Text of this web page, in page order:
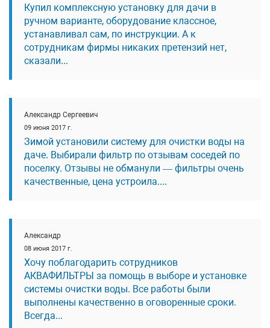
Купил комплексную установку для дачи в
ручном варианте, оборудование классное,
устанавливал сам, по инструкции. А к
сотрудникам фирмы никаких претензий нет,
сказали...
Александр Сергеевич
09 июня 2017 г.
Зимой установили систему для очистки воды на
даче. Выбирали фильтр по отзывам соседей по
поселку. Отзывы не обманули — фильтры очень
качественные, цена устроила....
Александр
08 июня 2017 г.
Хочу поблагодарить сотрудников
АКВАФИЛЬТРЫ за помощь в выборе и установке
системы очистки воды. Все работы были
выполнены качественно в оговоренные сроки.
Всегда...